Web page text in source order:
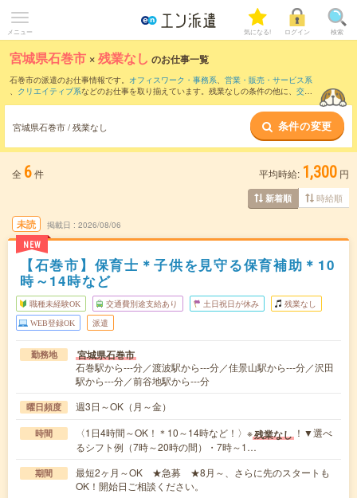
メニュー 気になる! ログイン 検索
宮城県石巻市 ×残業なし のお仕事一覧
石巻市の派遣のお仕事情報です。 オフィスワーク・事務系、 営業・販売・サービス系
、 クリエイティブ系などのお仕事を取り揃えています。残業なしの条件の他に、 交通
宮城県石巻市 / 残業なし 条件の変更
全 6件 平均時給: 1,300 円
新着順 時給順
未読
NEW
掲載日 2026/08/06
【石巻市】保育士＊子供を見守る保育補助＊10
時～14時など
職種未経験OK 交通費別途支給あり 土日祝日が休み 残業なし
WEB登録OK 派遣
勤務地 宮城県石巻市
石巻駅から---分／渡波駅から---分／佳景山駅から---分／沢田
駅から---分／前谷地駅から---分
曜日頻度 週3日～OK（月～金）
時間 〈1日4時間～OK！＊10～14時など！〉※残業なし ！▼選べ
るシフト例（7時～20時の間）・7時～1…
期間
最短2ヶ月～OK ★急募 ★8月～、さらに先のスタートも
OK！開始日ご相談ください。